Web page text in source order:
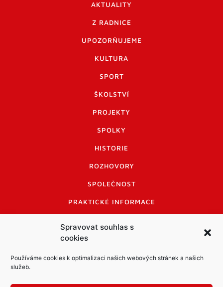
Spravovat souhlas s
cookies
Používáme cookies k optimalizaci našich webových stránek a našich
služeb.
AKTUALITY
Z RADNICE
UPOZORŇUJEME
KULTURA
SPORT
ŠKOLSTVÍ
PROJEKTY
SPOLKY
HISTORIE
ROZHOVORY
SPOLEČNOST
PRAKTICKÉ INFORMACE
INFORMACE A KODEX DISKUTUJÍCÍCH
LOGO A LOGO MANUÁL